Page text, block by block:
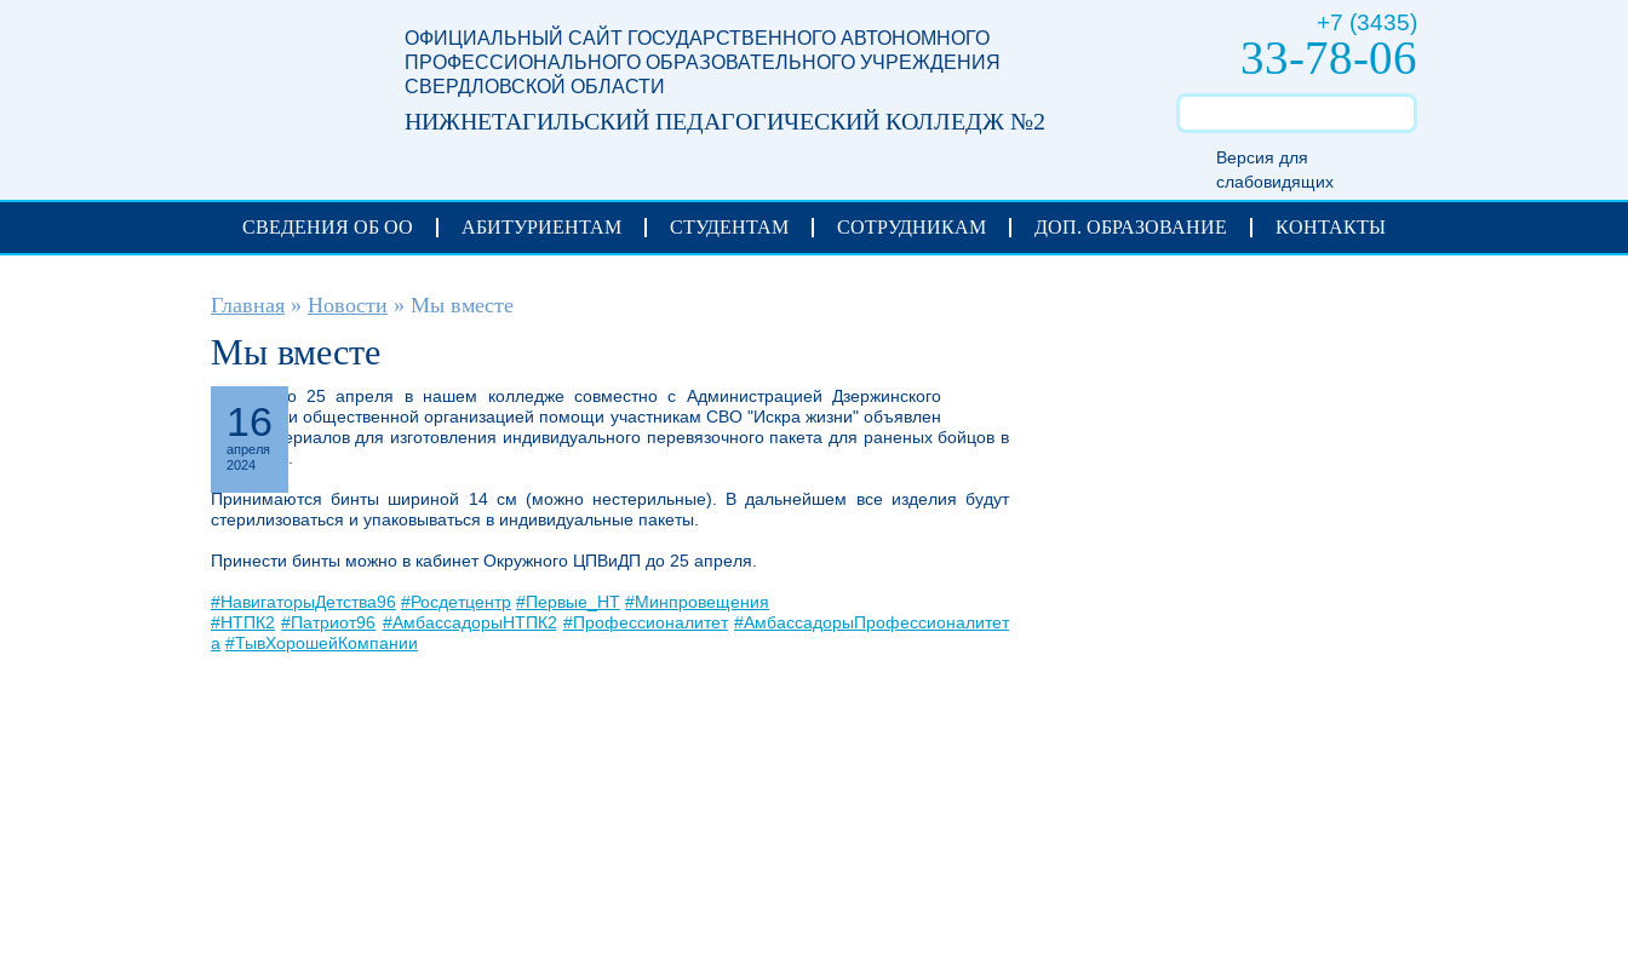
+7 (3435)
33-78-06
Версия для
слабовидящих
ОФИЦИАЛЬНЫЙ САЙТ ГОСУДАРСТВЕННОГО АВТОНОМНОГО
ПРОФЕССИОНАЛЬНОГО ОБРАЗОВАТЕЛЬНОГО УЧРЕЖДЕНИЯ
СВЕРДЛОВСКОЙ ОБЛАСТИ
НИЖНЕТАГИЛЬСКИЙ ПЕДАГОГИЧЕСКИЙ КОЛЛЕДЖ №2
СВЕДЕНИЯ ОБ ОО АБИТУРИЕНТАМ СТУДЕНТАМ СОТРУДНИКАМ ДОП. ОБРАЗОВАНИЕ КОНТАКТЫ
Вы здесь
Главная » Новости » Мы вместе
Мы вместе
16
апреля
2024
С 15 по 25 апреля в нашем колледже совместно с Администрацией Дзержинского
района и общественной организацией помощи участникам СВО "Искра жизни" объявлен
сбор материалов для изготовления индивидуального перевязочного пакета для раненых бойцов в
зоне СВО.
Принимаются бинты шириной 14 см (можно нестерильные). В дальнейшем все изделия будут
стерилизоваться и упаковываться в индивидуальные пакеты.
Принести бинты можно в кабинет Окружного ЦПВиДП до 25 апреля.
#НавигаторыДетства96 #Росдетцентр #Первые_НТ #Минпровещения
#НТПК2 #Патриот96 #АмбассадорыНТПК2 #Профессионалитет #АмбассадорыПрофессионалитет
а #ТывХорошейКомпании